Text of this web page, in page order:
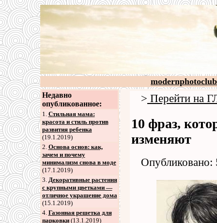
Недавно
опубликованное:
1. Стильная мама:
красота и стиль против
развития ребенка
(19.1.2019)
2. Основа основ: как,
зачем и почему
минимализм снова в моде
(17.1.2019)
3. Декоративные растения
с крупными цветками —
отличное украшение дома
(15.1.2019)
4. Газонная решетка для
парковки(13.1.2019)
> Перейти на
10 фраз,
изменяют
Опубликовано: